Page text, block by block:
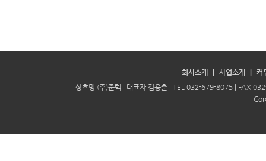
회사소개 | 사업소개 | 커
상호명 (주)준텍 | 대표자 김용춘 | TEL 032-679-8075 | FAX